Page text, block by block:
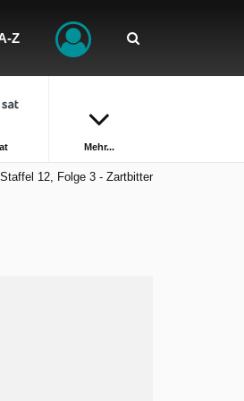
Z
Mehr...
Staffel 12, Folge 3 - Zartbitter